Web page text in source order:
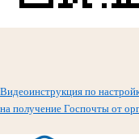
Видеоинструкция по
на получение Госпочты от